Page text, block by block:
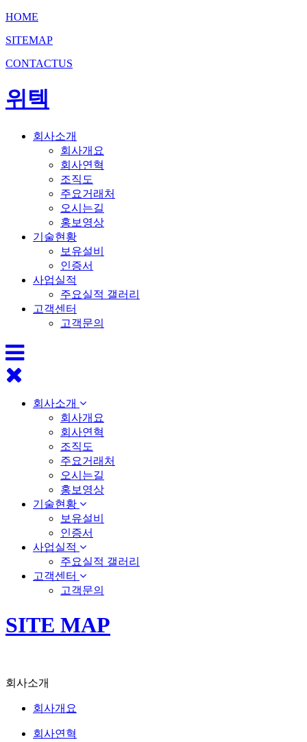
HOME
SITEMAP
CONTACTUS
위텍
회사소개
회사개요
회사연혁
조직도
주요거래처
오시는길
홍보영상
기술현황
보유설비
인증서
사업실적
주요실적 갤러리
고객센터
고객문의
회사소개
회사개요
회사연혁
조직도
주요거래처
오시는길
홍보영상
기술현황
보유설비
인증서
사업실적
주요실적 갤러리
고객센터
고객문의
SITE MAP
회사소개
회사개요
회사연혁